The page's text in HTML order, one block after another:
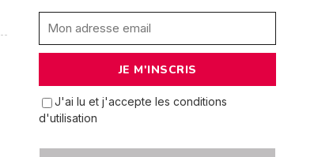
J'ai lu et j'accepte les conditions
d'utilisation